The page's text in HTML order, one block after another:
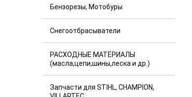
Бензорезы, Мотобуры
Снегоотбрасыватели
РАСХОДНЫЕ МАТЕРИАЛЫ
(масла,цепи,шины,леска и др.)
Запчасти для STIHL, CHAMPION,